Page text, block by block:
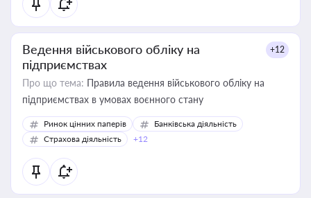
Ведення військового обліку на
підприємствах
+12
Про що тема: Правила ведення військового обліку на
підприємствах в умовах воєнного стану
Ринок цінних паперів
Банківська діяльність
Страхова діяльність
+12